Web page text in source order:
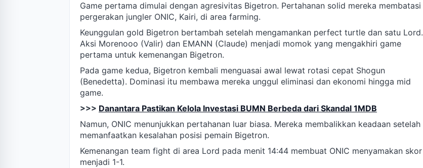
Game pertama dimulai dengan agresivitas Bigetron. Pertahanan solid mereka membatasi
pergerakan jungler ONIC, Kairi, di area farming.
Keunggulan gold Bigetron bertambah setelah mengamankan perfect turtle dan satu Lord.
Aksi Morenooo (Valir) dan EMANN (Claude) menjadi momok yang mengakhiri game
pertama untuk kemenangan Bigetron.
Pada game kedua, Bigetron kembali menguasai awal lewat rotasi cepat Shogun
(Benedetta). Dominasi itu membawa mereka unggul eliminasi dan ekonomi hingga mid
game.
>>> Danantara Pastikan Kelola Investasi BUMN Berbeda dari Skandal 1MDB
Namun, ONIC menunjukkan pertahanan luar biasa. Mereka membalikkan keadaan setelah
memanfaatkan kesalahan posisi pemain Bigetron.
Kemenangan team fight di area Lord pada menit 14:44 membuat ONIC menyamakan skor
menjadi 1-1.